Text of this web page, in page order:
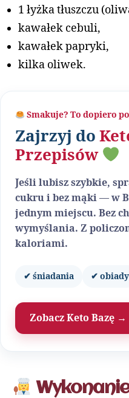
1 łyżka tłuszczu
kawałek cebuli,
kawałek papryki,
kilka oliwek.
Smakuje? To dopiero
Zajrzyj do
Przepisów
Jeśli lubisz szybkie,
cukru i bez mąki — w
jednym miejscu. Bez
wymyślania. Z
kaloriami.
✔ śniadania ✔ obiady
Zobacz Keto Bazę →